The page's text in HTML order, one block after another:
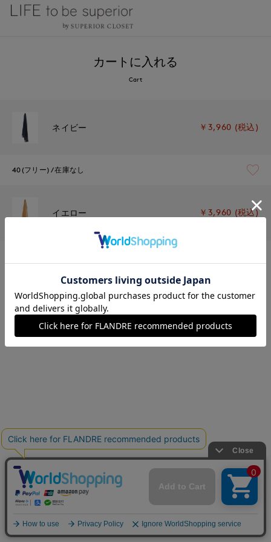
カートに入れる
Cart
ネイビー ￥3,960 (税込)
40(フリー) 在庫なし
イエロー ￥3,960 (税込)